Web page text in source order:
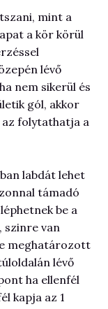
mint a
a kör körül
lévő
nem sikerül és
gól, akkor
az folytathatja a
labdát lehet
támadó
be a
szinre van
meghatározott
lévő
ha ellenfél
kapja az 1